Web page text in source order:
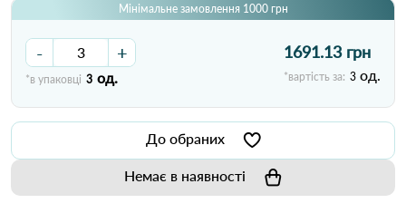
Мінімальне замовлення 1000 грн
- +
*в упаковці 3 од.
1691.13 грн
*вартість за: 3 од.
До обраних
Немає в наявності